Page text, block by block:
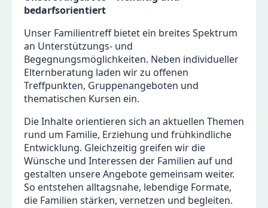
bedarfsorientiert
Unser Familientreff bietet ein breites Spektrum
an Unterstützungs- und
Begegnungsmöglichkeiten. Neben individueller
Elternberatung laden wir zu offenen
Treffpunkten, Gruppenangeboten und
thematischen Kursen ein.
Die Inhalte orientieren sich an aktuellen Themen
rund um Familie, Erziehung und frühkindliche
Entwicklung. Gleichzeitig greifen wir die
Wünsche und Interessen der Familien auf und
gestalten unsere Angebote gemeinsam weiter.
So entstehen alltagsnahe, lebendige Formate,
die Familien stärken, vernetzen und begleiten.